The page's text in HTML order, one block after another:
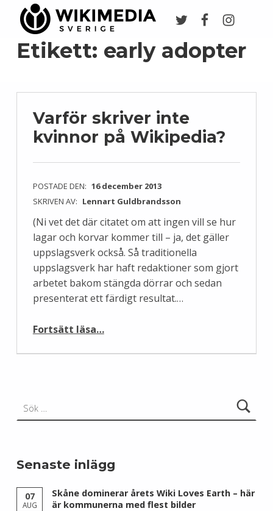
Etikett: early adopter
Varför skriver inte
kvinnor på Wikipedia?
POSTADE DEN: 16 december 2013
SKRIVEN AV: Lennart Guldbrandsson
(Ni vet det där citatet om att ingen vill se hur
lagar och korvar kommer till – ja, det gäller
uppslagsverk också. Så traditionella
uppslagsverk har haft redaktioner som gjort
arbetet bakom stängda dörrar och sedan
presenterat ett färdigt resultat.…
Fortsätt läsa…
Senaste inlägg
07
AUG
Skåne dominerar årets Wiki Loves Earth – här
är kommunerna med flest bilder